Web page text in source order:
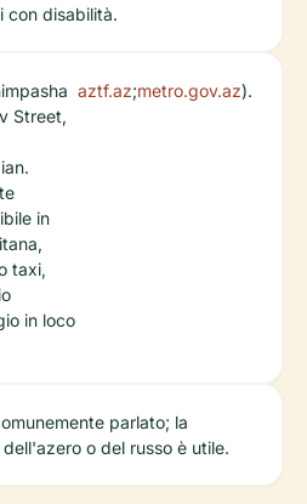
con disabilità.
Street,
in
taxi,
in loco
aztf.az;metro.gov.az).
parlato; la
o del russo è utile.